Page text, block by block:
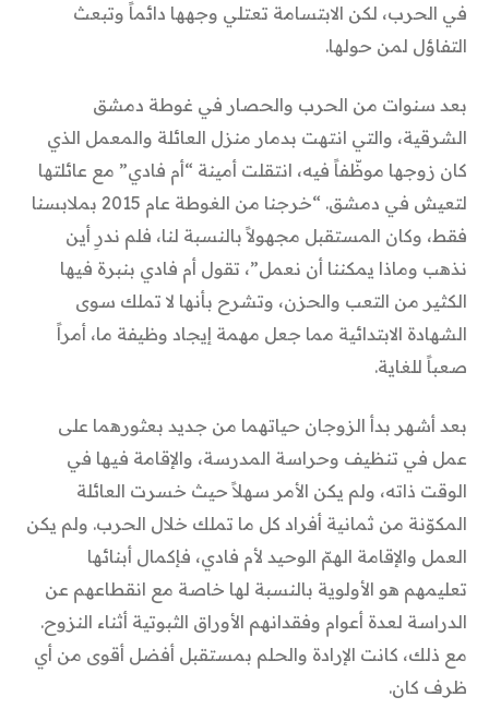
في الحرب، لكن الابتسامة تعتلي وجهها دائماً وتبعث
التفاؤل لمن حولها.
بعد سنوات من الحرب والحصار في غوطة دمشق
الشرقية، والتي انتهت بدمار منزل العائلة والمعمل الذي
كان زوجها موظّفاً فيه، انتقلت أمينة “أم فادي” مع عائلتها
لتعيش في دمشق. “خرجنا من الغوطة عام 2015 بملابسنا
فقط، وكان المستقبل مجهولاً بالنسبة لنا، فلم ندرِ أين
نذهب وماذا يمكننا أن نعمل”، تقول أم فادي بنبرة فيها
الكثير من التعب والحزن، وتشرح بأنها لا تملك سوى
الشهادة الابتدائية مما جعل مهمة إيجاد وظيفة ما، أمراً
صعباً للغاية.
بعد أشهر بدأ الزوجان حياتهما من جديد بعثورهما على
عمل في تنظيف وحراسة المدرسة، والإقامة فيها في
الوقت ذاته، ولم يكن الأمر سهلاً حيث خسرت العائلة
المكوّنة من ثمانية أفراد كل ما تملك خلال الحرب. ولم يكن
العمل والإقامة الهمّ الوحيد لأم فادي، فإكمال أبنائها
تعليمهم هو الأولوية بالنسبة لها خاصة مع انقطاعهم عن
الدراسة لعدة أعوام وفقدانهم الأوراق الثبوتية أثناء النزوح.
مع ذلك، كانت الإرادة والحلم بمستقبل أفضل أقوى من أي
ظرف كان.